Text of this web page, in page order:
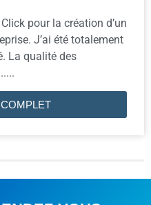
pour la création d’un
J’ai été totalement
La qualité des